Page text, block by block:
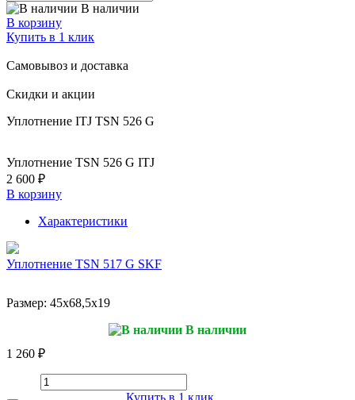
В наличии
В корзину
Купить в 1 клик
Самовывоз и доставка
Скидки и акции
Уплотнение ITJ TSN 526 G
Уплотнение TSN 526 G ITJ
2 600 ₽
В корзину
Характеристики
Уплотнение TSN 517 G SKF
Размер: 45x68,5x19
В наличии
1 260 ₽
Купить в 1 клик